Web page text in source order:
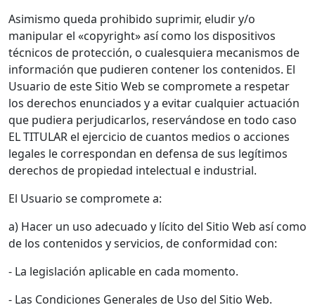
Asimismo queda prohibido suprimir, eludir y/o
manipular el «copyright» así como los dispositivos
técnicos de protección, o cualesquiera mecanismos de
información que pudieren contener los contenidos. El
Usuario de este Sitio Web se compromete a respetar
los derechos enunciados y a evitar cualquier actuación
que pudiera perjudicarlos, reservándose en todo caso
EL TITULAR el ejercicio de cuantos medios o acciones
legales le correspondan en defensa de sus legítimos
derechos de propiedad intelectual e industrial.
El Usuario se compromete a:
a) Hacer un uso adecuado y lícito del Sitio Web así como
de los contenidos y servicios, de conformidad con:
- La legislación aplicable en cada momento.
- Las Condiciones Generales de Uso del Sitio Web.